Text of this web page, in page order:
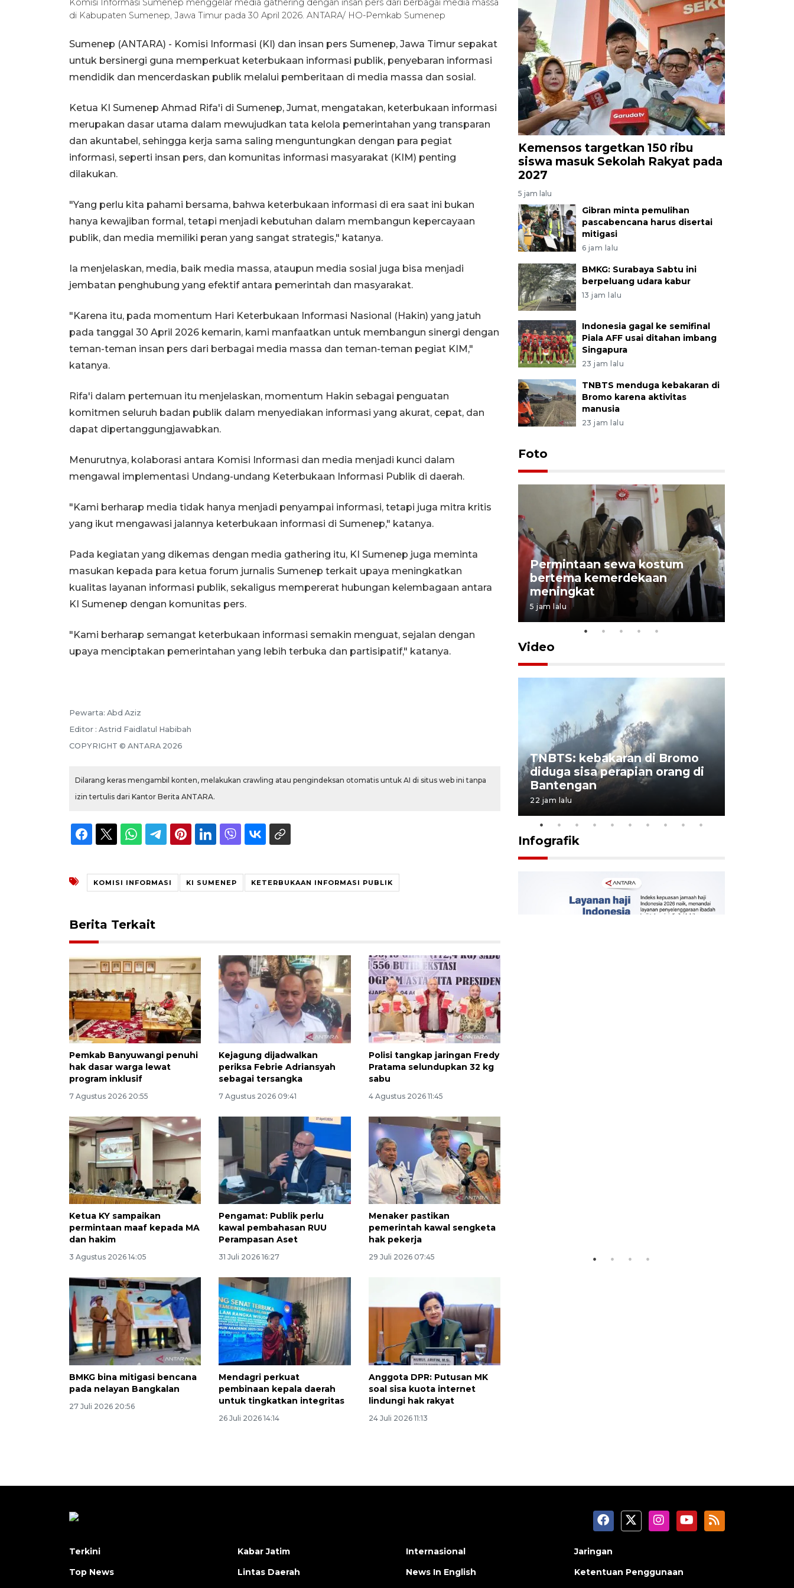
Komisi Informasi Sumenep menggelar media gathering dengan insan pers dari berbagai media massa
di Kabupaten Sumenep, Jawa Timur pada 30 April 2026. ANTARA/ HO-Pemkab Sumenep
Sumenep (ANTARA) - Komisi Informasi (KI) dan insan pers Sumenep, Jawa Timur sepakat
untuk bersinergi guna memperkuat keterbukaan informasi publik, penyebaran informasi
mendidik dan mencerdaskan publik melalui pemberitaan di media massa dan sosial.
Ketua KI Sumenep Ahmad Rifa'i di Sumenep, Jumat, mengatakan, keterbukaan informasi
merupakan dasar utama dalam mewujudkan tata kelola pemerintahan yang transparan
dan akuntabel, sehingga kerja sama saling menguntungkan dengan para pegiat
informasi, seperti insan pers, dan komunitas informasi masyarakat (KIM) penting
dilakukan.
"Yang perlu kita pahami bersama, bahwa keterbukaan informasi di era saat ini bukan
hanya kewajiban formal, tetapi menjadi kebutuhan dalam membangun kepercayaan
publik, dan media memiliki peran yang sangat strategis," katanya.
Ia menjelaskan, media, baik media massa, ataupun media sosial juga bisa menjadi
jembatan penghubung yang efektif antara pemerintah dan masyarakat.
"Karena itu, pada momentum Hari Keterbukaan Informasi Nasional (Hakin) yang jatuh
pada tanggal 30 April 2026 kemarin, kami manfaatkan untuk membangun sinergi dengan
teman-teman insan pers dari berbagai media massa dan teman-teman pegiat KIM,"
katanya.
Rifa'i dalam pertemuan itu menjelaskan, momentum Hakin sebagai penguatan
komitmen seluruh badan publik dalam menyediakan informasi yang akurat, cepat, dan
dapat dipertanggungjawabkan.
Menurutnya, kolaborasi antara Komisi Informasi dan media menjadi kunci dalam
mengawal implementasi Undang-undang Keterbukaan Informasi Publik di daerah.
"Kami berharap media tidak hanya menjadi penyampai informasi, tetapi juga mitra kritis
yang ikut mengawasi jalannya keterbukaan informasi di Sumenep," katanya.
Pada kegiatan yang dikemas dengan media gathering itu, KI Sumenep juga meminta
masukan kepada para ketua forum jurnalis Sumenep terkait upaya meningkatkan
kualitas layanan informasi publik, sekaligus mempererat hubungan kelembagaan antara
KI Sumenep dengan komunitas pers.
"Kami berharap semangat keterbukaan informasi semakin menguat, sejalan dengan
upaya menciptakan pemerintahan yang lebih terbuka dan partisipatif," katanya.
Pewarta: Abd Aziz
Editor : Astrid Faidlatul Habibah
COPYRIGHT © ANTARA 2026
Dilarang keras mengambil konten, melakukan crawling atau pengindeksan otomatis untuk AI di situs web ini tanpa
izin tertulis dari Kantor Berita ANTARA.
KOMISI INFORMASI KI SUMENEP KETERBUKAAN INFORMASI PUBLIK
Berita Terkait
Pemkab Banyuwangi penuhi
hak dasar warga lewat
program inklusif
7 Agustus 2026 20:55
Kejagung dijadwalkan
periksa Febrie Adriansyah
sebagai tersangka
7 Agustus 2026 09:41
Polisi tangkap jaringan Fredy
Pratama selundupkan 32 kg
sabu
4 Agustus 2026 11:45
Ketua KY sampaikan
permintaan maaf kepada MA
dan hakim
3 Agustus 2026 14:05
Pengamat: Publik perlu
kawal pembahasan RUU
Perampasan Aset
31 Juli 2026 16:27
Menaker pastikan
pemerintah kawal sengketa
hak pekerja
29 Juli 2026 07:45
BMKG bina mitigasi bencana
pada nelayan Bangkalan
27 Juli 2026 20:56
Mendagri perkuat
pembinaan kepala daerah
untuk tingkatkan integritas
26 Juli 2026 14:14
Anggota DPR: Putusan MK
soal sisa kuota internet
lindungi hak rakyat
24 Juli 2026 11:13
Kemensos targetkan 150 ribu
siswa masuk Sekolah Rakyat pada
2027
5 jam lalu
Gibran minta pemulihan
pascabencana harus disertai
mitigasi
6 jam lalu
BMKG: Surabaya Sabtu ini
berpeluang udara kabur
13 jam lalu
Indonesia gagal ke semifinal
Piala AFF usai ditahan imbang
Singapura
23 jam lalu
TNBTS menduga kebakaran di
Bromo karena aktivitas
manusia
23 jam lalu
Foto
Penguatan struktur jembatan
Niyama Tulungagung
Permintaan sewa kostum
bertema kemerdekaan
meningkat
5 jam lalu
Video
kebakaran Bromo
TNBTS: kebakaran di Bromo
diduga sisa perapian orang di
Bantengan
22 jam lalu
Infografik
160 ribu sambungan baru
jaringan gas 2026
2026-08-07 18:00:00
Terkini
Top News
Kabar Jatim
Lintas Daerah
Internasional
News In English
Jaringan
Ketentuan Penggunaan